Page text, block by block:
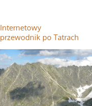
Internetowy
przewodnik po Tatrach